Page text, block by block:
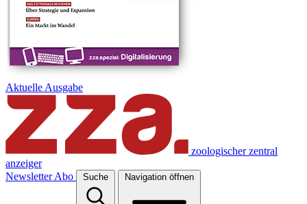
Aktuelle Ausgabe
zoologischer zentral
anzeiger
Newsletter Abo Suche Navigation öffnen